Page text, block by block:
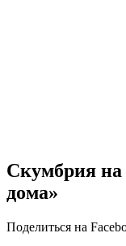
Скумбрия
дома»
Поделиться на